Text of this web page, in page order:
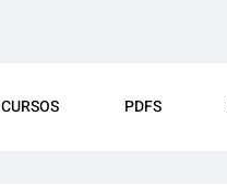
CURSOS PDFS